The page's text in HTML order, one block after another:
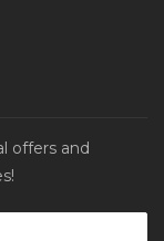
offers and